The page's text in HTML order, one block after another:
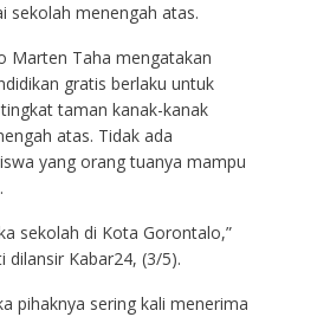
sekolah menengah atas.
Marten Taha mengatakan
gratis berlaku untuk
taman kanak-kanak
atas. Tidak ada
yang orang tuanya mampu
sekolah di Kota Gorontalo,”
Kabar24, (3/5).
pihaknya sering kali menerima